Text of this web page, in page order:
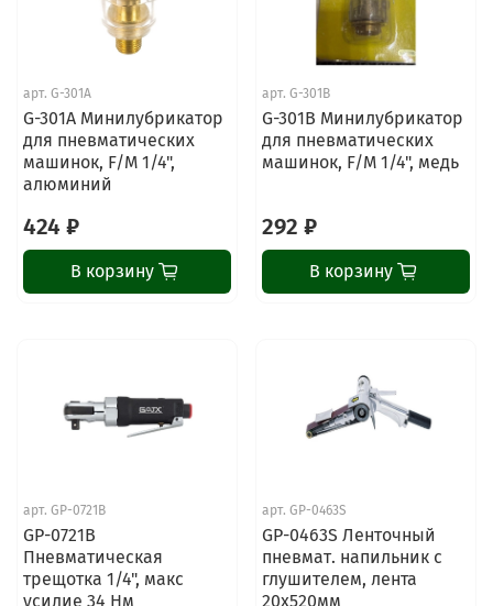
арт. G-301A
G-301A Минилубрикатор
для пневматических
машинок, F/M 1/4",
алюминий
424 ₽
В корзину
арт. G-301B
G-301B Минилубрикатор
для пневматических
машинок, F/M 1/4", медь
292 ₽
В корзину
арт. GP-0721B
GP-0721B
Пневматическая
трещотка 1/4", макс
усилие 34 Нм
арт. GP-0463S
GP-0463S Ленточный
пневмат. напильник с
глушителем, лента
20х520мм